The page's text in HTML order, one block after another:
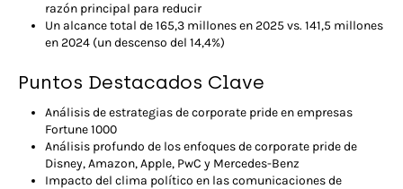
razón principal para reducir
Un alcance total de 165,3 millones en 2025 vs. 141,5 millones
en 2024 (un descenso del 14,4%)
Puntos Destacados Clave
Análisis de estrategias de corporate pride en empresas
Fortune 1000
Análisis profundo de los enfoques de corporate pride de
Disney, Amazon, Apple, PwC y Mercedes-Benz
Impacto del clima político en las comunicaciones de